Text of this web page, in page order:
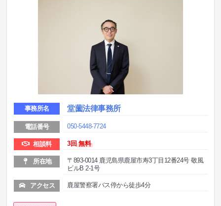
事務所名 堂薗法律事務所
電話番号 050-5448-7724
相談料 3回 無料
所在地
〒893-0014 鹿児島県鹿屋市寿3丁目12番24号 敬風
ビルB 2-1号
アクセス 鹿屋警察署バス停から徒歩4分